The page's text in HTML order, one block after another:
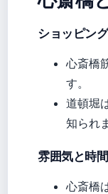
ショッピン
心斎橋
す。
道頓堀
知られ
雰囲気と時
心斎橋